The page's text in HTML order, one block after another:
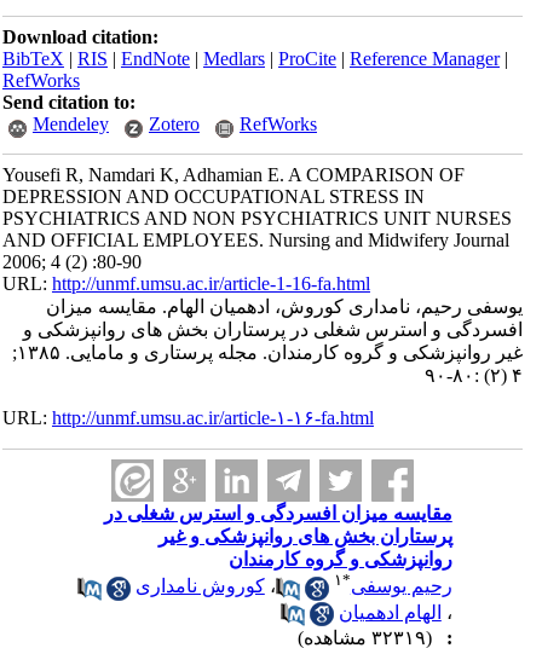
Download citation:
BibTeX|RIS|EndNote|Medlars|ProCite|Reference Manager
RefWorks
Send citation to:
Mendeley
Zotero RefWorks
Yousefi R, Namdari K, Adhamian E. A COMPARISON OF
DEPRESSION AND OCCUPATIONAL STRESS IN
PSYCHIATRICS AND NON PSYCHIATRICS UNIT NURSES
AND OFFICIAL EMPLOYEES. Nursing and Midwifery Journal
2006; 4 (2) :80-90
URL:http://unmf.umsu.ac.ir/article-1-16-fa.html
یوسفی رحیم، نامداری کوروش، ادهمیان الهام. مقایسه میزان
افسردگی و استرس شغلی در پرستاران بخش های روانپزشکی و
غیر روانپزشکی و گروه کارمندان. مجله پرستاری و مامایی. ۱۳۸۵;
URL:http://unmf.umsu.ac.ir/article-۱-۱۶-fa.html
مقایسه میزان افسردگی و استرس شغلی در
پرستاران بخش های روانپزشکی و غیر
روانپزشکی و گروه کارمندان
رحیم یوسفی
۱ ،کوروش نامداری
الهام ادهمیان